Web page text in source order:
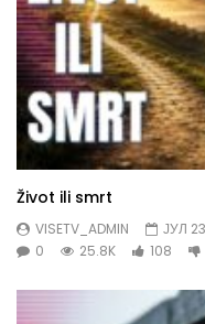
Život ili smrt
VISETV_ADMIN
ЈУЛ
0
25.8K 108